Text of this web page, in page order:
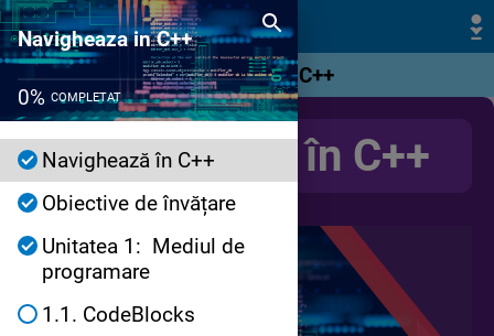
Navigheaza in C++
0% COMPLETAT
Navighează în C++
Obiective de învățare
Unitatea 1: Mediul de
programare
1.1. CodeBlocks
Navigheaza in C++
Navighează în C++
Navighează în C++